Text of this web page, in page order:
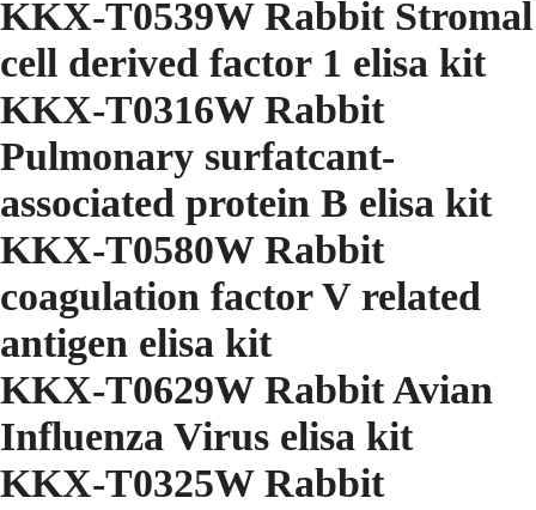
KKX-T0539W Rabbit Stromal
cell derived factor 1 elisa kit
KKX-T0316W Rabbit
Pulmonary surfatcant-
associated protein B elisa kit
KKX-T0580W Rabbit
coagulation factor V related
antigen elisa kit
KKX-T0629W Rabbit Avian
Influenza Virus elisa kit
KKX-T0325W Rabbit